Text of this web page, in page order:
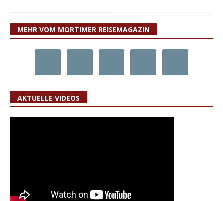
MEHR VOM MORTIMER REISEMAGAZIN
AKTUELLE VIDEOS